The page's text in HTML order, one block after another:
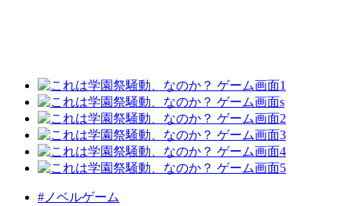
#ノベルゲーム